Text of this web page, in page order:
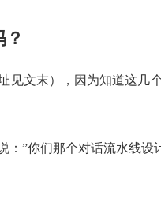
见文末），因为知道这几
：”你们那个对话流水线